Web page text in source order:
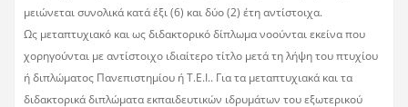
μειώνεται συνολικά κατά έξι (6) και δύο (2) έτη αντίστοιχα.
Ως μεταπτυχιακό και ως διδακτορικό δίπλωμα νοούνται εκείνα που
χορηγούνται με αντίστοιχο ιδιαίτερο τίτλο μετά τη λήψη του πτυχίου
ή διπλώματος Πανεπιστημίου ή Τ.Ε.Ι.. Για τα μεταπτυχιακά και τα
διδακτορικά διπλώματα εκπαιδευτικών ιδρυμάτων του εξωτερικού